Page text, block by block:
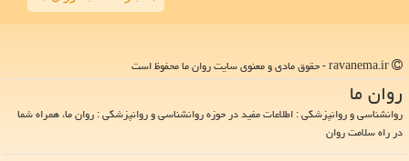
روان ما
روانشناسی و روانپزشکی : اطلاعات مفید در حوزه روانشناسی و روانپزشکی : روان ما، همراه شما
در راه سلامت روان